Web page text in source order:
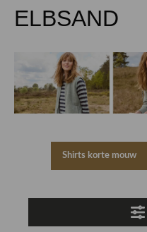
ELBSAND
Shirts korte mouw